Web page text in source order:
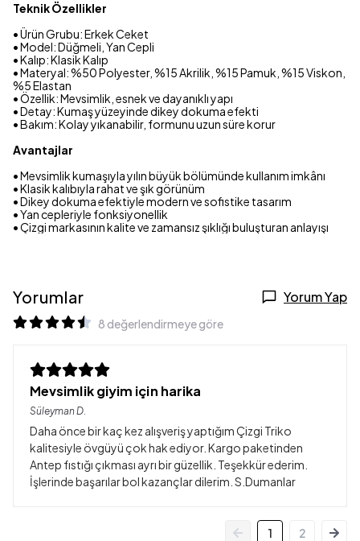
Teknik Özellikler
• Ürün Grubu: Erkek Ceket
• Model: Düğmeli, Yan Cepli
• Kalıp: Klasik Kalıp
• Materyal: %50 Polyester, %15 Akrilik, %15 Pamuk, %15 Viskon,
%5 Elastan
• Özellik: Mevsimlik, esnek ve dayanıklı yapı
• Detay: Kumaş yüzeyinde dikey dokuma efekti
• Bakım: Kolay yıkanabilir, formunu uzun süre korur
Avantajlar
• Mevsimlik kumaşıyla yılın büyük bölümünde kullanım imkânı
• Klasik kalıbıyla rahat ve şık görünüm
• Dikey dokuma efektiyle modern ve sofistike tasarım
• Yan cepleriyle fonksiyonellik
• Çizgi markasının kalite ve zamansız şıklığı buluşturan anlayışı
Yorumlar Yorum Yap
8 değerlendirmeye göre
Mevsimlik giyim için harika
SüleymanD.
Daha önce bir kaç kez alışveriş yaptığım Çizgi Triko
kalitesiyle övgüyü çok hak ediyor. Kargo paketinden
Antep fıstığı çıkması ayrı bir güzellik. Teşekkür ederim.
İşlerinde başarılar bol kazançlar dilerim. S.Dumanlar
1 2